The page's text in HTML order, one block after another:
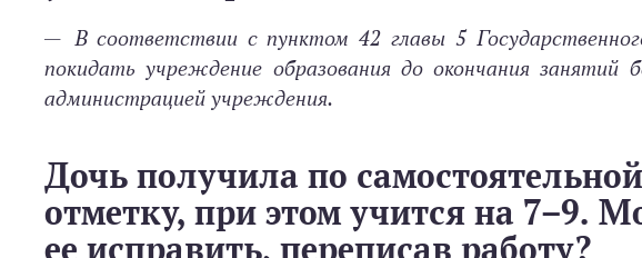
— В соответствии с пунктом 42 главы 5
покидать учреждение образования до окончания занятий
администрацией учреждения.
Дочь получила по
отметку, при этом учится на 7–9.
ее исправить, переписав работу?